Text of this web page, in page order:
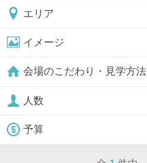
エリア
イメージ
会場のこだわり・見学方法
人数
予算